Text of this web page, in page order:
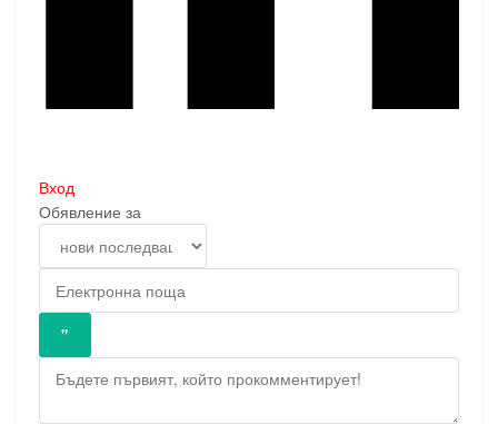
Вход
Обявление за